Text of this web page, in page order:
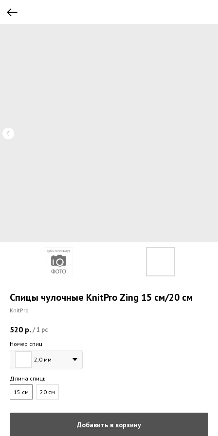
Спицы чулочные KnitPro Zing 15 см/20 см
KnitPro
520 р. /1 pc
Номер спиц
2,0 мм
Длина спицы
15 см
20 см
Добавить в корзину